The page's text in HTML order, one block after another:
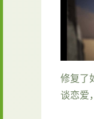
修复了
谈恋爱，